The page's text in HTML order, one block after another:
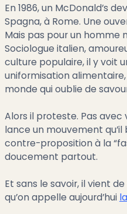
En 1986, un McDonald’s
Spagna, à Rome. Une
Mais pas pour un homme
Sociologue italien,
culture populaire, il y voit
uniformisation alimentaire,
monde qui oublie de
Alors il proteste. Pas avec
lance un mouvement qu’il
contre-proposition à la
doucement partout.
Et sans le savoir, il vient
qu’on appelle aujourd’hui la